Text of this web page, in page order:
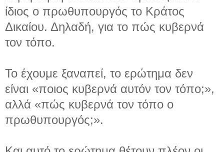
ίδιος ο πρωθυπουργός το Κράτος
Δικαίου. Δηλαδή, για το πώς κυβερνά
τον τόπο.
Το έχουμε ξαναπεί, το ερώτημα δεν
είναι «ποιος κυβερνά αυτόν τον τόπο;»,
αλλά «πώς κυβερνά τον τόπο ο
πρωθυπουργός;».